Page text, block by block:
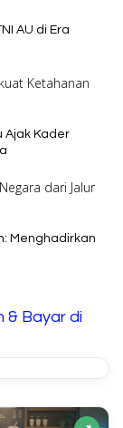
AU di Era
Ajak Kader
Menghadirkan
& Bayar di